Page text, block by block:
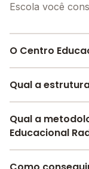
Escola você
O Centro
O Centro
ensino da
A escola
da comunidade,
Qual a
O Centro
necessária para
Qual a
Educacional
A metodologia é